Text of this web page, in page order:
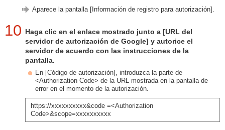
Aparece la pantalla [Información de registro para autorización].
10 Haga clic en el enlace mostrado junto a [URL del
servidor de autorización de Google] y autorice el
servidor de acuerdo con las instrucciones de la
pantalla.
En [Código de autorización], introduzca la parte de
<Authorization Code> de la URL mostrada en la pantalla de
error en el momento de la autorización.
https://xxxxxxxxxx&code =<Authorization
Code>&scope=xxxxxxxxxx